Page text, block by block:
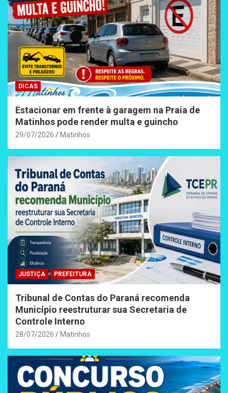
DICAS
Estacionar em frente à garagem na Praia de
Matinhos pode render multa e guincho
29/07/2026 Matinhos
JUSTIÇA PREFEITURA
Tribunal de Contas do Paraná recomenda
Município reestruturar sua Secretaria de
Controle Interno
28/07/2026 Matinhos